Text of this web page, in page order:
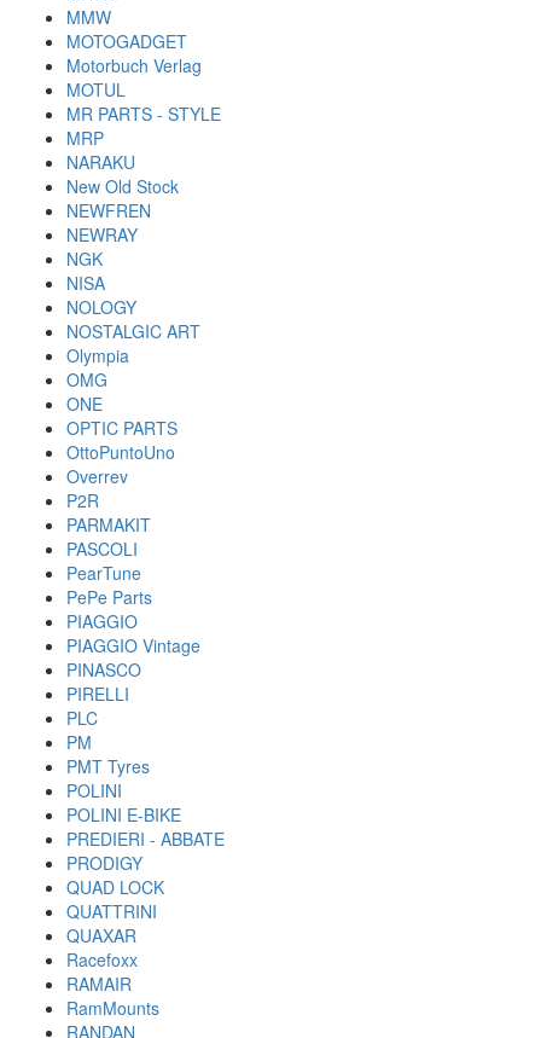
MMW
MOTOGADGET
Motorbuch Verlag
MOTUL
MR PARTS - STYLE
MRP
NARAKU
New Old Stock
NEWFREN
NEWRAY
NGK
NISA
NOLOGY
NOSTALGIC ART
Olympia
OMG
ONE
OPTIC PARTS
OttoPuntoUno
Overrev
P2R
PARMAKIT
PASCOLI
PearTune
PePe Parts
PIAGGIO
PIAGGIO Vintage
PINASCO
PIRELLI
PLC
PM
PMT Tyres
POLINI
POLINI E-BIKE
PREDIERI - ABBATE
PRODIGY
QUAD LOCK
QUATTRINI
QUAXAR
Racefoxx
RAMAIR
RamMounts
RANDAN